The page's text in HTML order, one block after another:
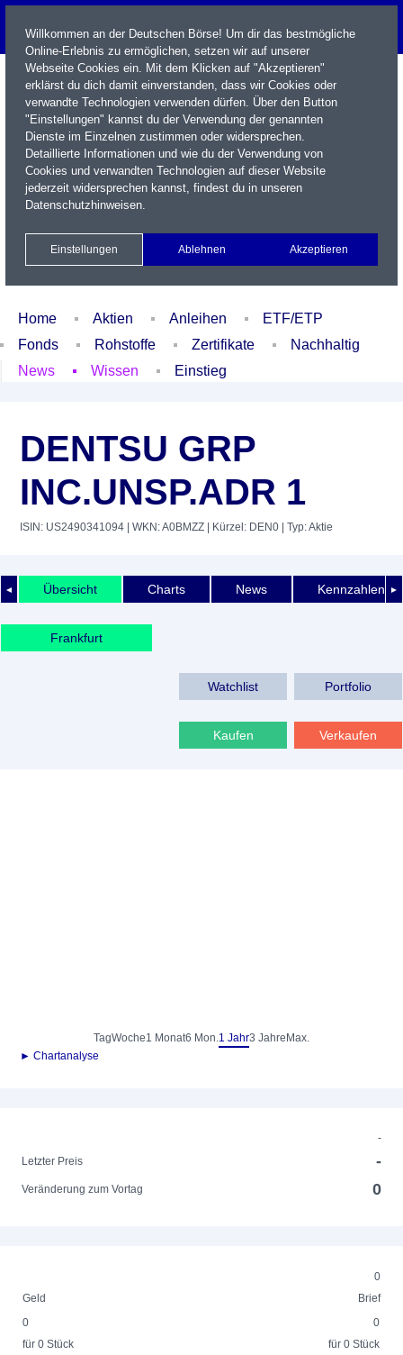
Name / WKN / ISIN / Kürzel
Xetra Realtime
Watchlist Portfolio Login
Home Aktien Anleihen
ETF/ETP
Fonds
Rohstoffe Zertifikate
Nachhaltig
News
Wissen Einstieg
DENTSU GRP
INC.UNSP.ADR 1
ISIN: US2490341094 | WKN: A0BMZZ | Kürzel: DEN0 | Typ: Aktie
◄ ►
Übersicht Charts News Kennzahlen
Frankfurt
Watchlist Portfolio
Kaufen Verkaufen
TagWoche1 Monat6 Mon.1 Jahr3 Jahre Max.
► Chartanalyse
-
Letzter Preis
-
Veränderung zum Vortag 0
0
Geld
Brief
0
für 0 Stück
0
für 0 Stück
Willkommen an der Deutschen Börse! Um dir das bestmögliche
Online-Erlebnis zu ermöglichen, setzen wir auf unserer
Webseite Cookies ein. Mit dem Klicken auf "Akzeptieren"
erklärst du dich damit einverstanden, dass wir Cookies oder
verwandte Technologien verwenden dürfen. Über den Button
"Einstellungen" kannst du der Verwendung der genannten
Dienste im Einzelnen zustimmen oder widersprechen.
Detaillierte Informationen und wie du der Verwendung von
Cookies und verwandten Technologien auf dieser Website
jederzeit widersprechen kannst, findest du in unseren
Datenschutzhinweisen.
Einstellungen Ablehnen Akzeptieren